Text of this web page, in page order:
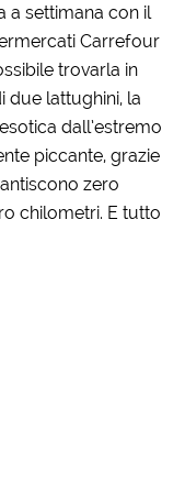
a settimana con il
Carrefour
trovarla in
due lattughini, la
dall’estremo
piccante, grazie
zero
chilometri. E tutto